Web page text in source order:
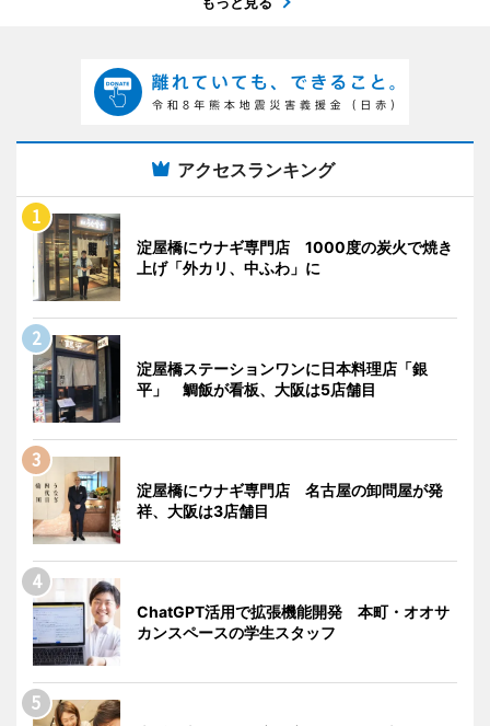
アクセスランキング
淀屋橋にウナギ専門店 1000度の炭火で焼き
上げ「外カリ、中ふわ」に
淀屋橋ステーションワンに日本料理店「銀
平」 鯛飯が看板、大阪は5店舗目
淀屋橋にウナギ専門店 名古屋の卸問屋が発
祥、大阪は3店舗目
ChatGPT活用で拡張機能開発 本町・オオサ
カンスペースの学生スタッフ